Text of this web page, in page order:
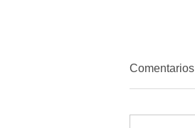
Comentarios